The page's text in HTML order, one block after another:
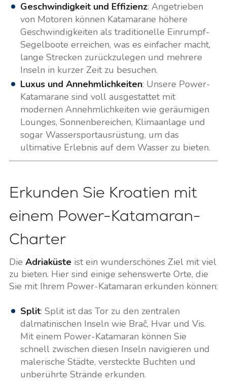
Geschwindigkeit und Effizienz: Angetrieben
von Motoren können Katamarane höhere
Geschwindigkeiten als traditionelle Einrumpf-
Segelboote erreichen, was es einfacher macht,
lange Strecken zurückzulegen und mehrere
Inseln in kurzer Zeit zu besuchen.
Luxus und Annehmlichkeiten: Unsere Power-
Katamarane sind voll ausgestattet mit
modernen Annehmlichkeiten wie geräumigen
Lounges, Sonnenbereichen, Klimaanlage und
sogar Wassersportausrüstung, um das
ultimative Erlebnis auf dem Wasser zu bieten.
Erkunden Sie Kroatien mit
einem Power-Katamaran-
Charter
Die Adriaküsteist ein wunderschönes Ziel mit viel
zu bieten. Hier sind einige sehenswerte Orte, die
Sie mit Ihrem Power-Katamaran erkunden können:
Split: Split ist das Tor zu den zentralen
dalmatinischen Inseln wie Brač, Hvar und Vis.
Mit einem Power-Katamaran können Sie
schnell zwischen diesen Inseln navigieren und
malerische Städte, versteckte Buchten und
unberührte Strände erkunden.